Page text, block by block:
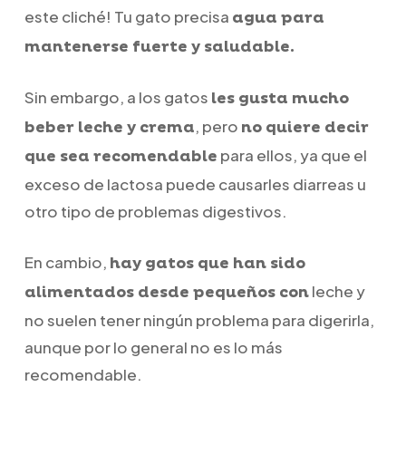
este cliché! Tu gato precisa agua para
mantenerse fuerte y saludable.
Sin embargo, a los gatos les gusta mucho
beber leche y crema, pero no quiere decir
que sea recomendable para ellos, ya que el
exceso de lactosa puede causarles diarreas u
otro tipo de problemas digestivos.
En cambio, hay gatos que han sido
alimentados desde pequeños conleche y
no suelen tener ningún problema para digerirla,
aunque por lo general no es lo más
recomendable.